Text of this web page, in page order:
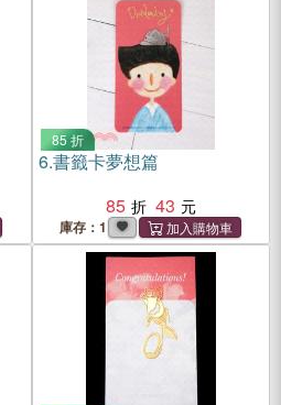
85 折
6.書籤卡夢想篇
85
43
庫存：1